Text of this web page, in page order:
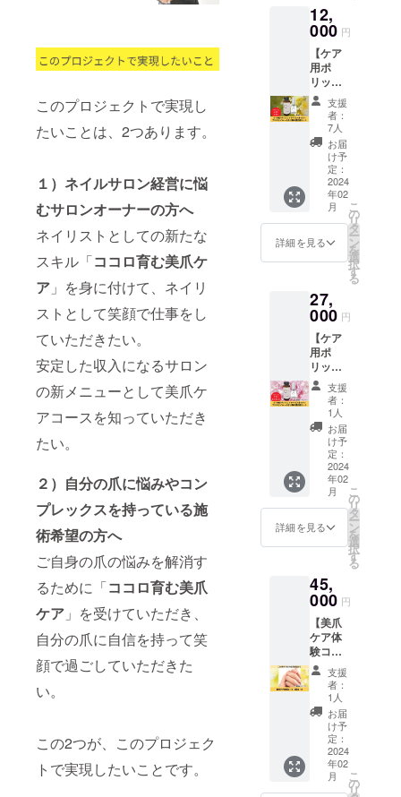
このプロジェクトで実現し
たいことは、2つあります。
１）ネイルサロン経営に悩
むサロンオーナーの方へ
ネイリストとしての新たな
スキル「ココロ育む美爪ケ
ア 」を身に付けて、ネイリ
ストとして笑顔で仕事をし
ていただきたい。
安定した収入になるサロン
の新メニューとして美爪ケ
アコースを知っていただき
たい。
２）自分の爪に悩みやコン
プレックスを持っている施
術希望の方へ
ご自身の爪の悩みを解消す
るために「ココロ育む美爪
ケア 」を受けていただき、
自分の爪に自信を持って笑
顔で過ごしていただきた
い。
この2つが、このプロジェク
トで実現したいことです。
項：お
肌には
の、
傷、
しっし
んなど
の異常
がある
時は使
わない
でくだ
さい。
使用中
や使用
激等の
異常が
は、使
用を中
止し皮
膚科専
門医等
へのご
相談を
おすす
めしま
す。 ※
郵送に
て支援
者様に
お送り
しま
line〜
使用方
法：爪
全体に
適量塗
布して
くださ
い 保管
方法：
直射日
光を避
け、冷
暗所で
保管く
ださい
その他
注意事
がある
方は使
いでく
ださ
い。目
に入ら
ないよ
うご注
意くだ
さい。
乳児、
子供の
手の届
かない
に保管
してく
身の出
し戻し
は変質
の原因
になり
ますの
でおや
めくだ
さい。
使用後
は必ず
キャッ
プを閉
めて保
管して
ンラン
ク上の
ホーム
ケアが
できる
ように
なる美
爪ケア
セット
です！
爪のコ
ンプ
レック
ス、悩
みを根
本から
ケアす
トとな
りま
す。 小
分け用
の遮光
瓶×1個
付き ＜
ケア用
ポリッ
シュ成
分表示
＞ 商品
名：C
original
Aqua
polish
〜care
全体に
適量塗
くださ
い ※成
分表示
は、届
け商品
のラベ
ルに表
記され
ます。
商品開
封前に
は必ず
12,
000 円
【ケア
用ポ
リッ
シュ
+キャリ
アオイ
ル+アロ
マオイ
ル(イラ
ンイラ
ン)+小
分け用
の遮光
瓶セッ
ト】 お
家で簡
ンラン
ク上の
ホーム
ケアが
できる
ように
なる美
爪ケア
セット
です！
爪のコ
ンプ
レック
ス、悩
みを根
本から
ケアす
トとな
りま
す。 小
分け用
の遮光
瓶×1個
付き ＜
ケア用
ポリッ
シュ成
分表示
＞ 商品
名：C
original
Aqua
支援
者：
7人
お届
け予
定：
2024
年02
月
詳細を見る
こ
の
リ
タ
ー
ン
を
選
択
す
る
27,
000 円
【ケア
用ポ
リッ
シュ
+キャリ
アオイ
ル+アロ
マオイ
ル(フラ
ンキン
セン
ス)+小
分け用
の遮光
瓶セッ
ト】 お
単にワ
ンラン
ク上の
ホーム
ケアが
できる
ように
なる美
爪ケア
セット
です！
爪のコ
ンプ
レック
ス、悩
支援
者：
1人
お届
け予
定：
2024
年02
月
詳細を見る
こ
の
リ
タ
ー
ン
を
選
択
す
る
45,
000 円
【美爪
ケア体
験コー
ス 5回
コー
ス】 美
爪の土
台づく
りをす
ること
ができ
るコー
支援
者：
1人
お届
け予
定：
2024
年02
月
こ
の
リ